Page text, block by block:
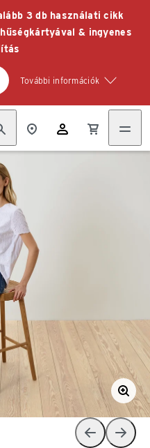
3 db használati cikk
& ingyenes
További információk